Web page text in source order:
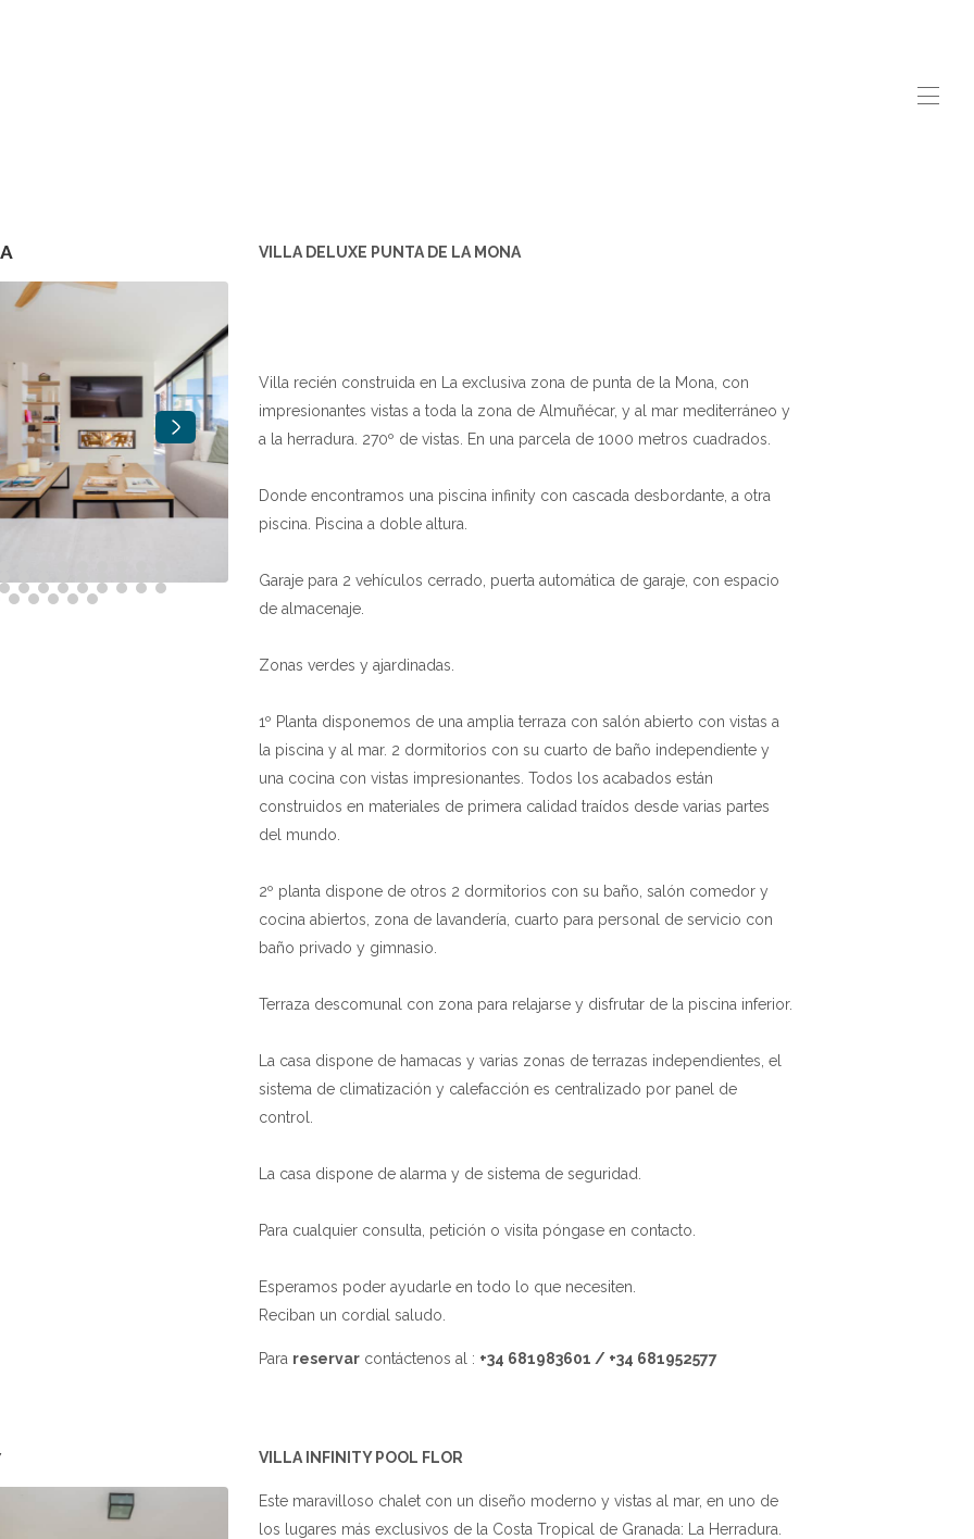
Aluguel de férias sob consulta
Sobre nós
Por que nos escolher
VILLA DELUXE PUNTA DE LA MONA
Villa recién construida en La exclusiva zona de punta de la Mona, con
impresionantes vistas a toda la zona de Almuñécar, y al mar mediterráneo y
a la herradura. 270º de vistas. En una parcela de 1000 metros cuadrados.
Donde encontramos una piscina infinity con cascada desbordante, a otra
piscina. Piscina a doble altura.
Garaje para 2 vehículos cerrado, puerta automática de garaje, con espacio
de almacenaje.
Zonas verdes y ajardinadas.
1º Planta disponemos de una amplia terraza con salón abierto con vistas a
la piscina y al mar. 2 dormitorios con su cuarto de baño independiente y
una cocina con vistas impresionantes. Todos los acabados están
construidos en materiales de primera calidad traídos desde varias partes
del mundo.
2º planta dispone de otros 2 dormitorios con su baño, salón comedor y
cocina abiertos, zona de lavandería, cuarto para personal de servicio con
baño privado y gimnasio.
Terraza descomunal con zona para relajarse y disfrutar de la piscina inferior.
La casa dispone de hamacas y varias zonas de terrazas independientes, el
sistema de climatización y calefacción es centralizado por panel de
control.
La casa dispone de alarma y de sistema de seguridad.
Para cualquier consulta, petición o visita póngase en contacto.
Esperamos poder ayudarle en todo lo que necesiten.
Reciban un cordial saludo.
Para reservar contáctenos al : +34 681983601 / +34 681952577
VILLA INFINITY POOL FLOR
Este maravilloso chalet con un diseño moderno y vistas al mar, en uno de
los lugares más exclusivos de la Costa Tropical de Granada: La Herradura.